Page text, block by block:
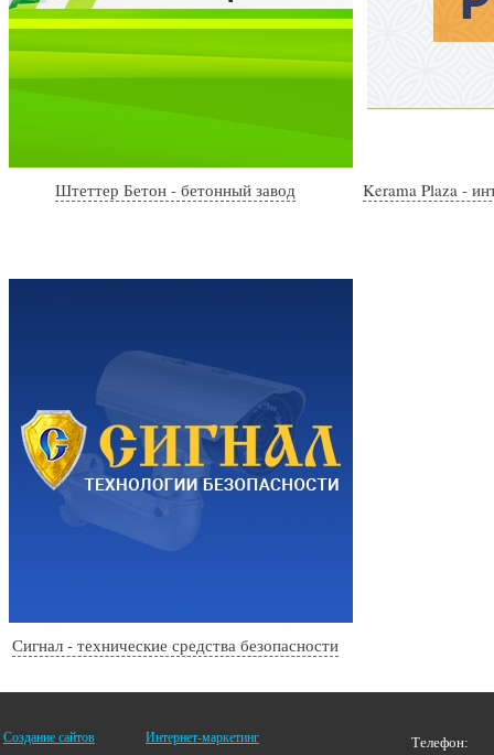
Штеттер Бетон - бетонный завод Kerama Plaza -
Сигнал - технические средства безопасности
Создание сайтов Интернет-маркетинг Телефон: